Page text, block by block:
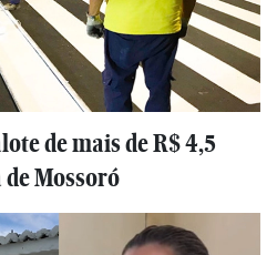
de mais de R$ 4,5
Mossoró